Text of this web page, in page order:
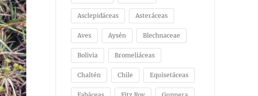
Asclepidáceas Asteráceas
Aves Aysén Blechnaceae
Bolivia Bromeliáceas
Chaltén Chile Equisetáceas